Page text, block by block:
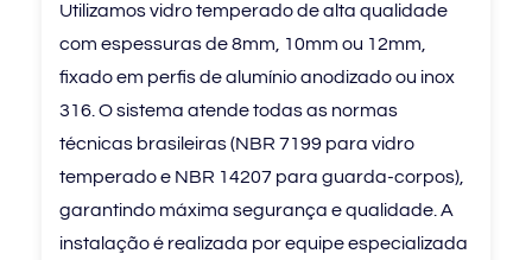
Utilizamos vidro temperado de alta qualidade
com espessuras de 8mm, 10mm ou 12mm,
fixado em perfis de alumínio anodizado ou inox
316. O sistema atende todas as normas
técnicas brasileiras (NBR 7199 para vidro
temperado e NBR 14207 para guarda-corpos),
garantindo máxima segurança e qualidade. A
instalação é realizada por equipe especializada